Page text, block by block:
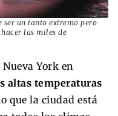
ser un tanto extremo pero
las miles de
York en
altas temperaturas
que la ciudad está